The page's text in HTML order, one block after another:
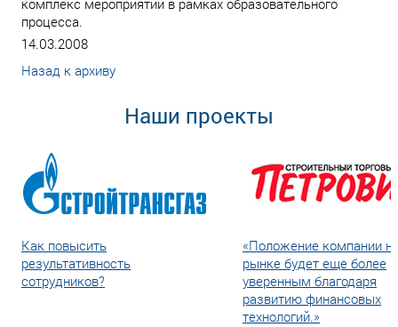
комплекс мероприятий в рамках образовательного
процесса.
14.03.2008
Назад к архиву
Наши проекты
Как повысить
результативность
сотрудников?
«Положение компании
рынке будет еще более
уверенным благодаря
развитию финансовых
технологий.»